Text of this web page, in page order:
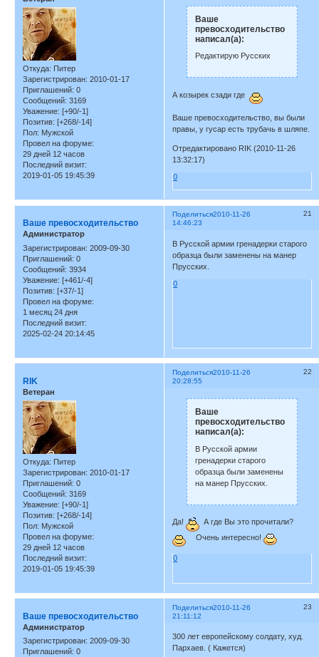
Откуда: Питер
Зарегистрирован: 2010-01-17
Приглашений: 0
Сообщений: 3169
Уважение: [+90/-1]
Позитив: [+268/-14]
Пол: Мужской
Провел на форуме:
29 дней 12 часов
Последний визит:
2019-01-05 19:45:39
Ваше
превосходительство
написал(а):
Редактирую Русских
А козырек сзади где
Ваше превосходительство, вы были
правы, у гусар есть трубачь в шляпе.
Отредактировано RIK (2010-11-26
13:32:17)
0
Поделиться 21
2010-11-26
14:46:23
Ваше превосходительство
Администратор
Зарегистрирован: 2009-09-30
Приглашений: 0
Сообщений: 3934
Уважение: [+461/-4]
Позитив: [+37/-1]
Провел на форуме:
1 месяц 24 дня
Последний визит:
2025-02-24 20:14:45
В Русской армии гренадерки старого
образца были заменены на манер
Прусских.
0
Поделиться 22
2010-11-26
20:28:55
RIK
Ветеран
Откуда: Питер
Зарегистрирован: 2010-01-17
Приглашений: 0
Сообщений: 3169
Уважение: [+90/-1]
Позитив: [+268/-14]
Пол: Мужской
Провел на форуме:
29 дней 12 часов
Последний визит:
2019-01-05 19:45:39
Ваше
превосходительство
написал(а):
В Русской армии
гренадерки старого
образца были заменены
на манер Прусских.
Да!
А где Вы это прочитали?
Очень интересно!
0
Поделиться 23
2010-11-26
21:11:12
Ваше превосходительство
Администратор
Зарегистрирован: 2009-09-30
Приглашений: 0
300 лет европейскому солдату, худ.
Пархаев. ( Кажется)